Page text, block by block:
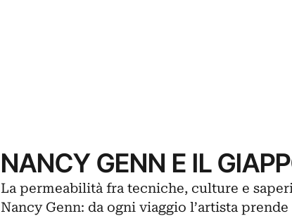
NANCY GENN E IL
La permeabilità fra tecniche, culture e
Nancy Genn: da ogni viaggio l’artista